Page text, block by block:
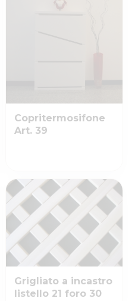
Copritermosifone
Art. 39
Grigliato a incastro
listello 21 foro 30